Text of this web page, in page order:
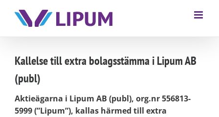
Kallelse till extra bolagsstämma i Lipum AB
(publ)
Aktieägarna i Lipum AB (publ), org.nr 556813-
5999 (”Lipum”), kallas härmed till extra